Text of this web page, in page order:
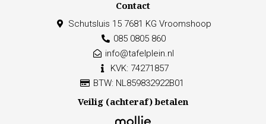
Contact
Schutsluis 15 7681 KG Vroomshoop
085 0805 860
info@tafelplein.nl
KVK: 74271857
BTW: NL859832922B01
Veilig (achteraf) betalen